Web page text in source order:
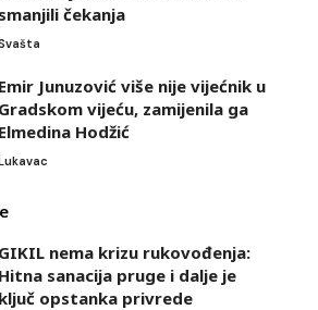
smanjili čekanja
Emir Junuzović više nije vijećnik u
Gradskom vijeću, zamijenila ga
Elmedina Hodžić
GIKIL nema krizu rukovođenja:
Hitna sanacija pruge i dalje je
ključ opstanka privrede